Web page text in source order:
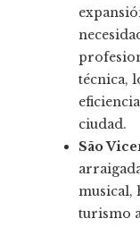
técnica,
ciudad.
São
musical,
turismo